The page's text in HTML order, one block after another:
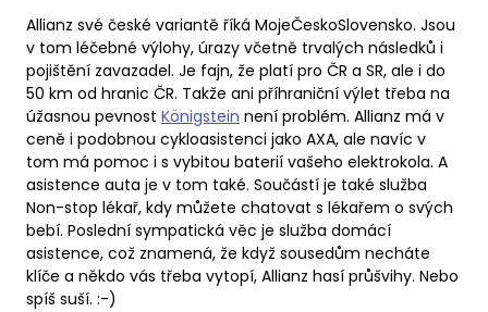
Allianz své české variantě říká MojeČeskoSlovensko. Jsou
v tom léčebné výlohy, úrazy včetně trvalých následků i
pojištění zavazadel. Je fajn, že platí pro ČR a SR, ale i do
50 km od hranic ČR. Takže ani příhraniční výlet třeba na
úžasnou pevnost Königstein není problém. Allianz má v
ceně i podobnou cykloasistenci jako AXA, ale navíc v
tom má pomoc i s vybitou baterií vašeho elektrokola. A
asistence auta je v tom také. Součástí je také služba
Non-stop lékař, kdy můžete chatovat s lékařem o svých
bebí. Poslední sympatická věc je služba domácí
asistence, což znamená, že když sousedům necháte
klíče a někdo vás třeba vytopí, Allianz hasí průšvihy. Nebo
spíš suší. :-)